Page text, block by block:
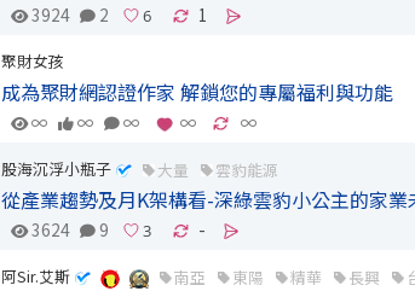
3924 2 1
聚財女孩
成為聚財網認證作家 解鎖您的專屬福利與功能
∞ ∞ ∞ ∞ ∞
股海沉浮小瓶子 大量 雲豹能源
從產業趨勢及月K架構看-深綠雲豹小公主的家業
3624 9 -
阿Sir.艾斯 南亞 東陽 精華 長興